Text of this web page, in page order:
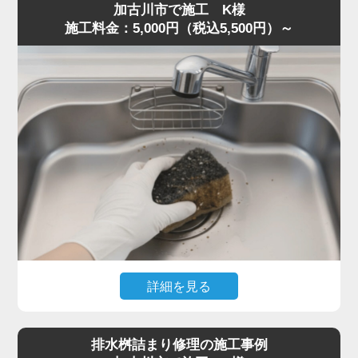
片が残り、油脂と混ざって固着していました。
S字トラップは構造上ゴミが溜まりやすく、一度固まると
空気の抜けが悪くなり、臭気が逆流することがあります。
トラップを分解し内部を洗浄、蛇腹ホースの油膜も除去し
て流路を確保しました。
作業は50分ほどで完了し、「最短即日で対応してくれた」
「明朗会計で助かった」とご満足いただきました。
悪臭・ゴボゴボ音は詰まりの代表的サインです。少しでも
異常を感じたら水道の達人へ早めにご相談ください。
加古川市で施工 K様
施工料金：5,000円（税込5,500円）～
詳細を見る
水が流れなくなったとのご相談。
排水桝詰まり修理の施工事例